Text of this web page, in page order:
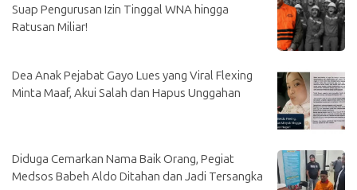
Suap Pengurusan Izin Tinggal WNA hingga
Ratusan Miliar!
Dea Anak Pejabat Gayo Lues yang Viral Flexing
Minta Maaf, Akui Salah dan Hapus Unggahan
Diduga Cemarkan Nama Baik Orang, Pegiat
Medsos Babeh Aldo Ditahan dan Jadi Tersangka